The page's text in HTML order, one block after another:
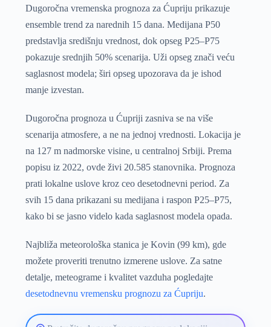
Dugoročna vremenska prognoza za Ćupriju prikazuje
ensemble trend za narednih 15 dana. Medijana P50
predstavlja središnju vrednost, dok opseg P25–P75
pokazuje srednjih 50% scenarija. Uži opseg znači veću
saglasnost modela; širi opseg upozorava da je ishod
manje izvestan.
Dugoročna prognoza u Ćupriji zasniva se na više
scenarija atmosfere, a ne na jednoj vrednosti. Lokacija je
na 127 m nadmorske visine, u centralnoj Srbiji. Prema
popisu iz 2022, ovde živi 20.585 stanovnika. Prognoza
prati lokalne uslove kroz ceo desetodnevni period. Za
svih 15 dana prikazani su medijana i raspon P25–P75,
kako bi se jasno videlo kada saglasnost modela opada.
Najbliža meteorološka stanica je Kovin (99 km), gde
možete proveriti trenutno izmerene uslove. Za satne
detalje, meteograme i kvalitet vazduha pogledajte
desetodnevnu vremensku prognozu za Ćupriju.